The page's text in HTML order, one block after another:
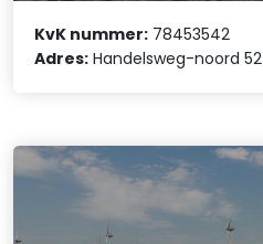
KvK nummer: 78453542
Adres: Handelsweg-noord 52